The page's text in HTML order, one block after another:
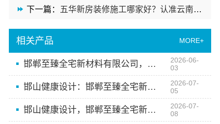
下一篇： 五华新房装修施工哪家好？认准云南至高新型建材有限公司
相关产品 MORE+
邯郸至臻全宅新材料有限公司，打造邯山健康设计，全宅焕新无醛生活
2026-06-
03
邯山健康设计：邯郸至臻全宅新材料有限公司助您安心入住
2026-07-
05
邯山健康设计，邯郸至臻全宅新材料有限公司引领绿色家装
2026-07-
08